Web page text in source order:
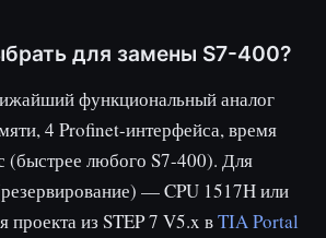
для замены S7-400?
функциональный аналог
4 Profinet-интерфейса, время
(быстрее любого S7-400). Для
— CPU 1517H или
проекта из STEP 7 V5.x вTIA Portal